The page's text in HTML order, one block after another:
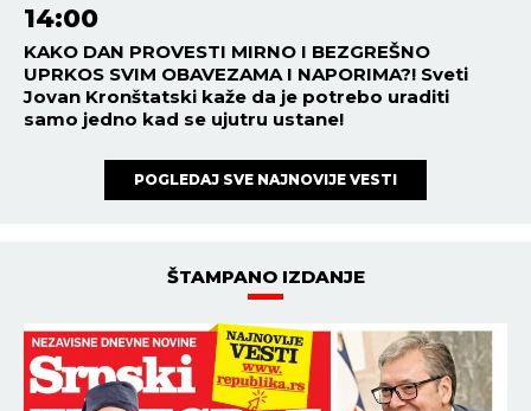
14:00
KAKO DAN PROVESTI MIRNO I BEZGREŠNO
UPRKOS SVIM OBAVEZAMA I NAPORIMA?! Sveti
Jovan Kronštatski kaže da je potrebo uraditi
samo jedno kad se ujutru ustane!
POGLEDAJ SVE NAJNOVIJE VESTI
ŠTAMPANO IZDANJE